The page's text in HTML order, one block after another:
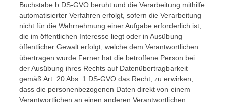
Buchstabe b DS-GVO beruht und die Verarbeitung mithilfe
automatisierter Verfahren erfolgt, sofern die Verarbeitung
nicht für die Wahrnehmung einer Aufgabe erforderlich ist,
die im öffentlichen Interesse liegt oder in Ausübung
öffentlicher Gewalt erfolgt, welche dem Verantwortlichen
übertragen wurde.Ferner hat die betroffene Person bei
der Ausübung ihres Rechts auf Datenübertragbarkeit
gemäß Art. 20 Abs. 1 DS-GVO das Recht, zu erwirken,
dass die personenbezogenen Daten direkt von einem
Verantwortlichen an einen anderen Verantwortlichen